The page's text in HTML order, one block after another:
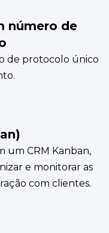
número de
de protocolo único
um CRM Kanban,
e monitorar as
com clientes.